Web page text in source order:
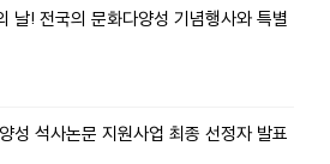
날! 전국의 문화다양성 기념행사와 특별
성 석사논문 지원사업 최종 선정자 발표